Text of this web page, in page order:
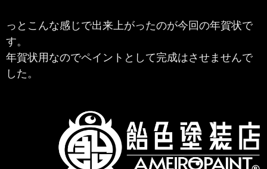
っとこんな感じで出来上がったのが今回の年賀状で
す。
年賀状用なのでペイントとして完成はさせませんで
した。